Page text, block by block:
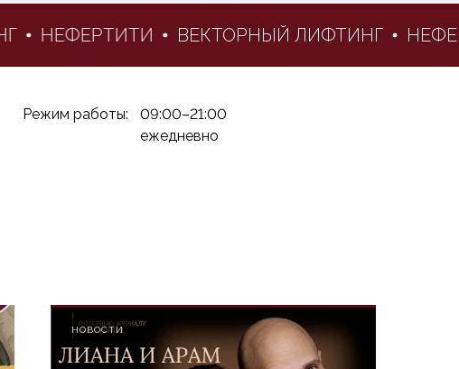
НЕФЕРТИТИ ВЕКТОРНЫЙ ЛИФТИНГ
Режим работы:
09:00–21:00
ежедневно
НОВОСТИ